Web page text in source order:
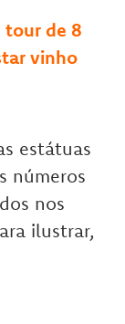
tour de 8
vinho
estátuas
números
nos
ilustrar,